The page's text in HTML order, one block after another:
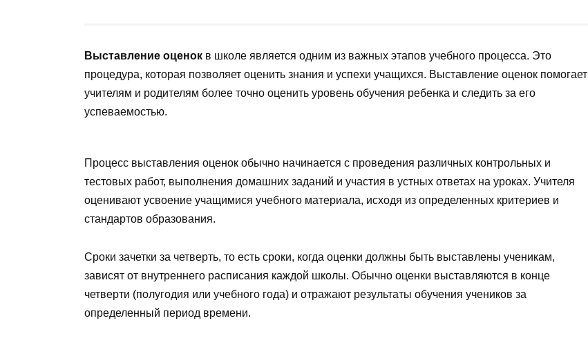
Выставление оценок в школе является одним из важных этапов учебного процесса. Это
процедура, которая позволяет оценить знания и успехи учащихся. Выставление оценок помогает
учителям и родителям более точно оценить уровень обучения ребенка и следить за его
успеваемостью.
Процесс выставления оценок обычно начинается с проведения различных контрольных и
тестовых работ, выполнения домашних заданий и участия в устных ответах на уроках. Учителя
оценивают усвоение учащимися учебного материала, исходя из определенных критериев и
стандартов образования.
Сроки зачетки за четверть, то есть сроки, когда оценки должны быть выставлены ученикам,
зависят от внутреннего расписания каждой школы. Обычно оценки выставляются в конце
четверти (полугодия или учебного года) и отражают результаты обучения учеников за
определенный период времени.